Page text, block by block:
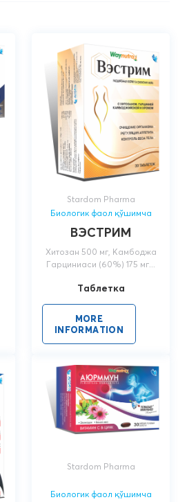
Stardom Pharma
Биологик фаол қўшимча
ВЭСТРИМ
Хитозан 500 мг, Камбоджа
Гарциниаси (60%) 175 мг...
Таблетка
MORE
INFORMATION
Stardom Pharma
Биологик фаол қўшимча